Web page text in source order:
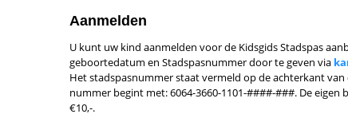
Aanmelden
U kunt uw kind aanmelden voor de Kidsgids Stadspas
geboortedatum en Stadspasnummer door te geven via
Het stadspasnummer staat vermeld op de achterkant van
nummer begint met: 6064-3660-1101-####-###. De eigen
€10,-.